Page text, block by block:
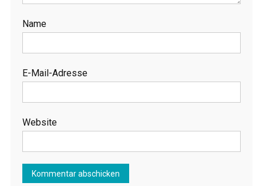
Name
E-Mail-Adresse
Website